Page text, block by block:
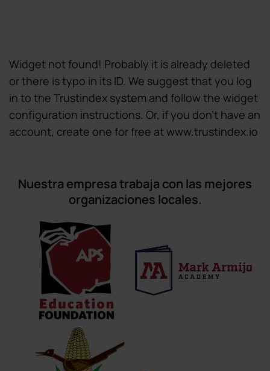
Widget not found! Probably it is already deleted
or there is typo in its ID. We suggest that you log
in to the Trustindex system and follow the widget
configuration instructions. Or, if you don't have an
account, create one for free atwww.trustindex.io
Nuestra empresa trabaja con las mejores
organizaciones locales.